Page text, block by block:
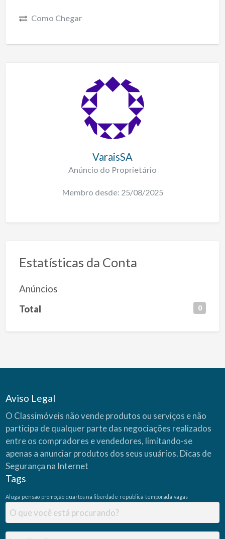
Como Chegar
VaraisSA
Anúncio do Proprietário
Membro desde: 25/08/2025
Estatísticas da Conta
Anúncios
Total 0
Aviso Legal
O Classimóveis não vende produtos ou serviços e não
participa de qualquer parte das negociações realizados
entre os compradores e vendedores, limitando-se
apenas a anunciar produtos dos seus usuários. Dicas de
Segurança na Internet
Tags
Aluga pensao promoção quartos na liberdade republica temporada vagas